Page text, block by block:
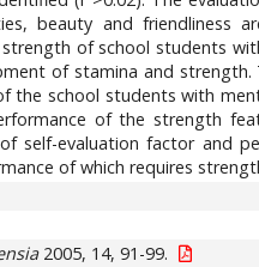
beauty and friendliness
of school students
of stamina and strength.
the school students with
of the strength
evaluation factor and
of which requires
2005, 14, 91-99.